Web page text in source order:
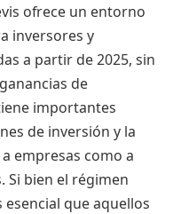
ofrece un entorno
inversores y
a partir de 2025, sin
de
importantes
de inversión y la
empresas como a
Si bien el régimen
que aquellos